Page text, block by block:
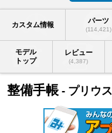
カスタム情報 パーツ
(114,421)
モデル
トップ
レビュー
(4,387)
整備手帳 - プリウス